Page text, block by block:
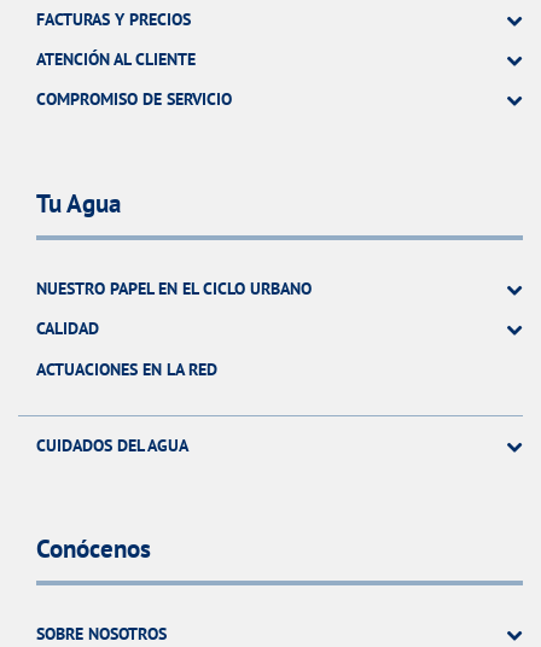
FACTURAS Y PRECIOS
ATENCIÓN AL CLIENTE
COMPROMISO DE SERVICIO
Tu Agua
NUESTRO PAPEL EN EL CICLO URBANO
CALIDAD
ACTUACIONES EN LA RED
CUIDADOS DEL AGUA
Conócenos
SOBRE NOSOTROS